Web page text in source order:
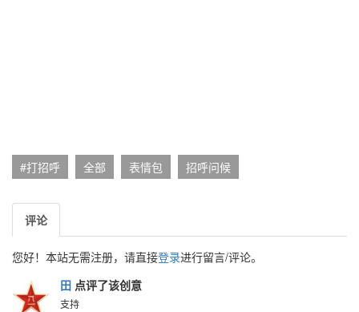
#打招呼 全部 表情包 招呼问候
评论
您好！本站无需注册，请直接登录进行留言/评论。
田 点评了该创意
支持